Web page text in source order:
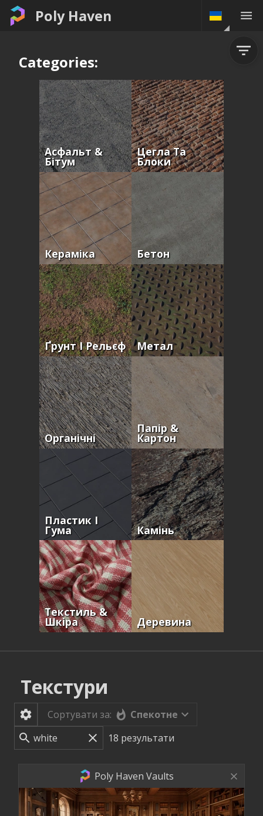
Poly Haven
Categories:
Асфальт &
Бітум
Цегла Та
Блоки
Кераміка Бетон
Ґрунт І Рельєф Метал
Органічні
Папір &
Картон
Пластик І
Гума Камінь
Текстиль &
Шкіра Деревина
Текстури
Сортувати за:
Спекотне
18 результати
Poly Haven Vaults